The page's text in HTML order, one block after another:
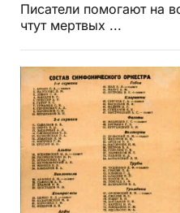
Писатели помогают на
чтут мертвых ...